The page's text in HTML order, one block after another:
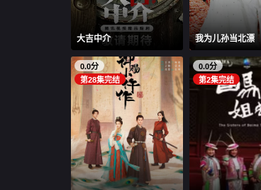
大吉中介 我为儿孙当北漂
0.0分
第28集完结
0.0分
第2集完结